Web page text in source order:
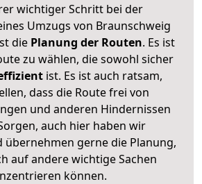
wichtiger Schritt bei der
Umzugs von Braunschweig
diePlanung der Routen. Es ist
zu wählen, die sowohl sicher
ist. Es ist auch ratsam,
dass die Route frei von
und anderen Hindernissen
auch hier haben wir
übernehmen gerne die Planung,
auf andere wichtige Sachen
können.